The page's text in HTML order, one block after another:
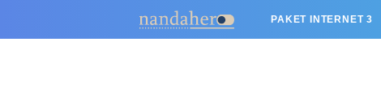
PAKET INTERNET 3